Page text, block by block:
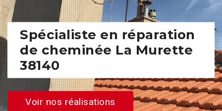
Spécialiste en réparation
de cheminée La Murette
38140
Voir nos réalisations